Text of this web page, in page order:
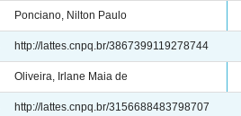
Ponciano, Nilton Paulo
http://lattes.cnpq.br/3867399119278744
Oliveira, Irlane Maia de
http://lattes.cnpq.br/3156688483798707